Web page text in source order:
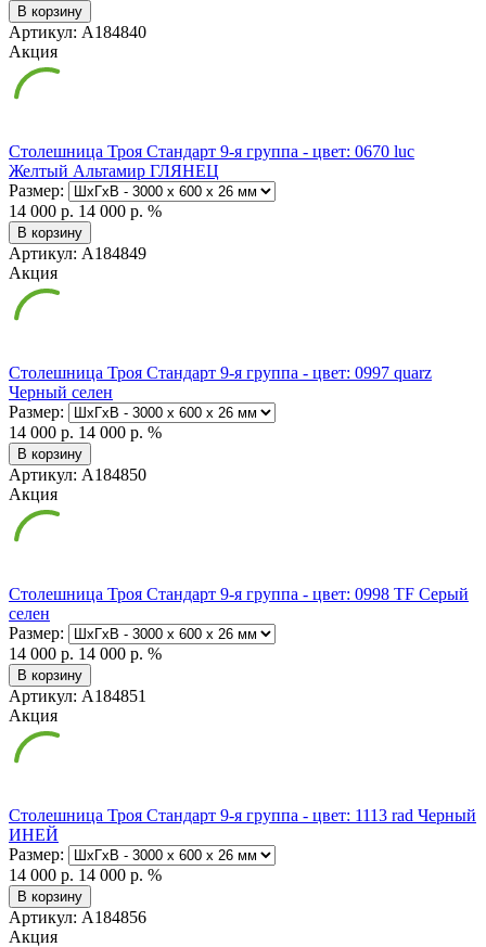
В корзину
Артикул: А184840
Акция
Столешница Троя Стандарт 9-я группа - цвет: 0670 luc
Желтый Альтамир ГЛЯНЕЦ
Размер:
14 000 р. 14 000 р. %
В корзину
Артикул: А184849
Акция
Столешница Троя Стандарт 9-я группа - цвет: 0997 quarz
Черный селен
Размер:
14 000 р. 14 000 р. %
В корзину
Артикул: А184850
Акция
Столешница Троя Стандарт 9-я группа - цвет: 0998 TF Серый
селен
Размер:
14 000 р. 14 000 р. %
В корзину
Артикул: А184851
Акция
Столешница Троя Стандарт 9-я группа - цвет: 1113 rad Черный
ИНЕЙ
Размер:
14 000 р. 14 000 р. %
В корзину
Артикул: А184856
Акция